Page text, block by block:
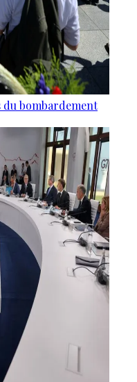
du bombardement